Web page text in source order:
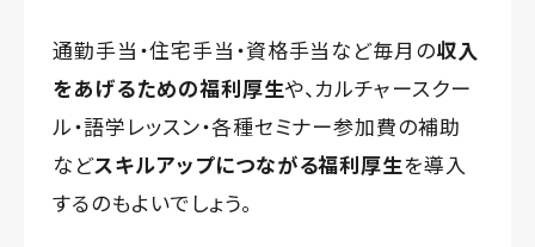
通勤手当・住宅手当・資格手当など毎月の収入
をあげるための福利厚生や、カルチャースクー
ル・語学レッスン・各種セミナー参加費の補助
などスキルアップにつながる福利厚生を導入
するのもよいでしょう。